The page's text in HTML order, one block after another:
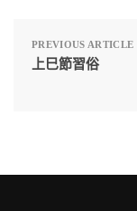
PREVIOUS ARTICLE
上巳節習俗